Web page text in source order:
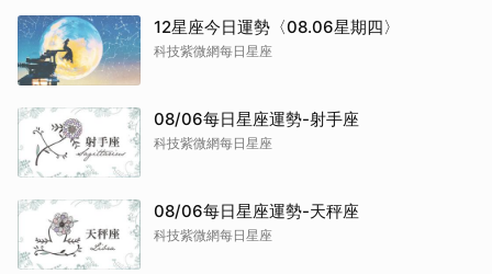
12星座今日運勢〈08.06星期四〉
科技紫微網每日星座
08/06每日星座運勢-射手座
科技紫微網每日星座
08/06每日星座運勢-天秤座
科技紫微網每日星座